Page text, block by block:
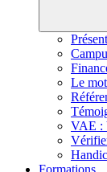
Le
VAE :
Formations